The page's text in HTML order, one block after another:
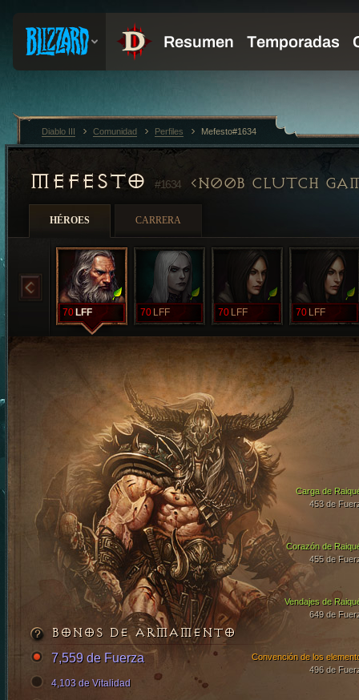
MEFESTO #1634 N00B CLUTCH
HÉROES CARRERA
70 LFF 70 LFF 70 LFF 70 LFF
Corazón de
455 de
Vendajes de
649 de
Carga de
453 de
Convención de los
496 de
BONOS DE ARMAMENTO
7,559 de Fuerza
4,103 de Vitalidad
Diablo III Comunidad Perfiles Mefesto#1634